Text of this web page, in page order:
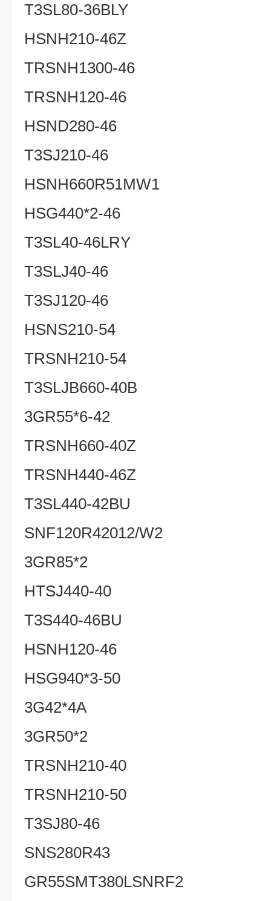
T3SL80-36BLY
HSNH210-46Z
TRSNH1300-46
TRSNH120-46
HSND280-46
T3SJ210-46
HSNH660R51MW1
HSG440*2-46
T3SL40-46LRY
T3SLJ40-46
T3SJ120-46
HSNS210-54
TRSNH210-54
T3SLJB660-40B
3GR55*6-42
TRSNH660-40Z
TRSNH440-46Z
T3SL440-42BU
SNF120R42012/W2
3GR85*2
HTSJ440-40
T3S440-46BU
HSNH120-46
HSG940*3-50
3G42*4A
3GR50*2
TRSNH210-40
TRSNH210-50
T3SJ80-46
SNS280R43
GR55SMT380LSNRF2